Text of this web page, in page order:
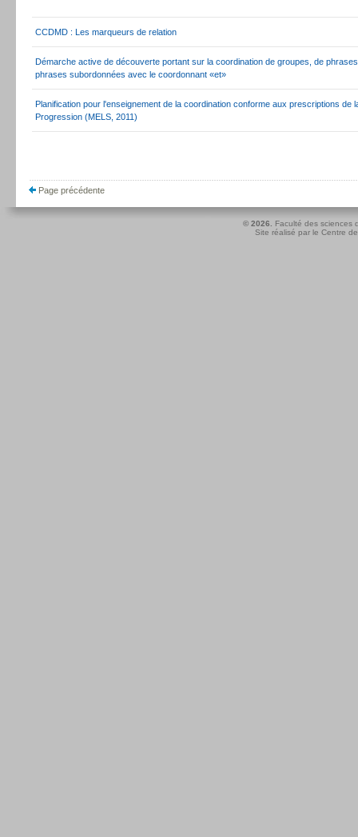
CCDMD : Les marqueurs de relation
Démarche active de découverte portant sur la coordination de groupes, de
phrases subordonnées avec le coordonnant «et»
Planification pour l'enseignement de la coordination conforme aux prescriptions de
Progression (MELS, 2011)
Page précédente
© 2026.
Faculté des sciences
Site réalisé par le Centre